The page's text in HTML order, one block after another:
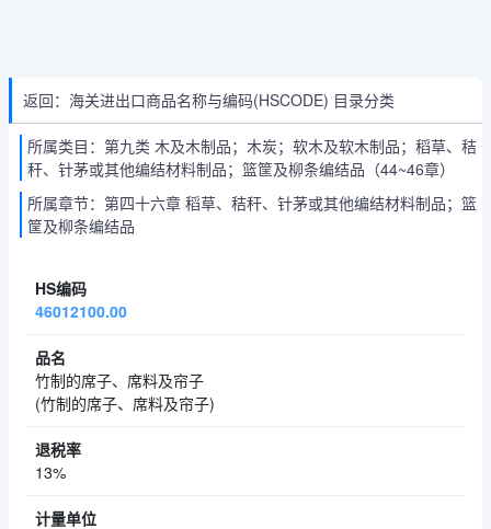
返回：海关进出口商品名称与编码(HSCODE) 目录分类
所属类目：第九类 木及木制品；木炭；软木及软木制品；稻草、秸
秆、针茅或其他编结材料制品；篮筐及柳条编结品（44~46章）
所属章节：第四十六章 稻草、秸秆、针茅或其他编结材料制品；篮
筐及柳条编结品
46012100.00
竹制的席子、席料及帘子
(竹制的席子、席料及帘子)
13%